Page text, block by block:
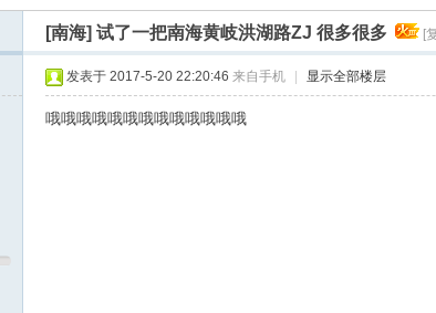
索
›
[南海] 试了一把南海黄岐洪湖路ZJ 很多很多 [
发表于 2017-5-20 22:20:46 来自手机 显示全部楼层
哦哦哦哦哦哦哦哦哦哦哦哦哦